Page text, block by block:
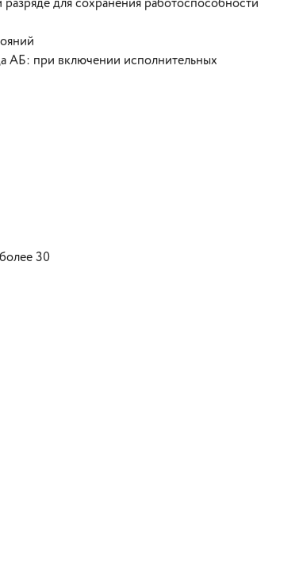
АБ: при включении исполнительных
30